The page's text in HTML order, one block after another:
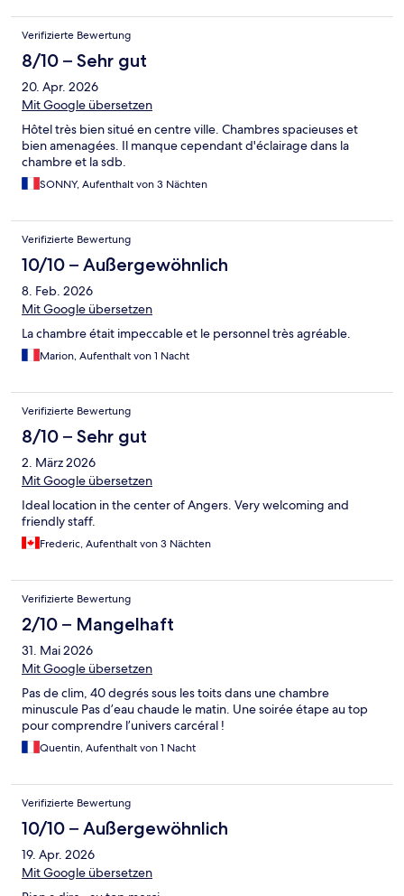
préciser que c’etait sous les toits. On retiendra le fait d’avoir
facilement accès au centre ville de cette belle ville d’Angers
Verifizierte Bewertung
8/10 – Sehr gut
20. Apr. 2026
Mit Google übersetzen
Hôtel très bien situé en centre ville. Chambres spacieuses et
bien amenagées. Il manque cependant d'éclairage dans la
chambre et la sdb.
SONNY, Aufenthalt von 3 Nächten
Verifizierte Bewertung
10/10 – Außergewöhnlich
8. Feb. 2026
Mit Google übersetzen
La chambre était impeccable et le personnel très agréable.
Marion, Aufenthalt von 1 Nacht
Verifizierte Bewertung
8/10 – Sehr gut
2. März 2026
Mit Google übersetzen
Ideal location in the center of Angers. Very welcoming and
friendly staff.
Frederic, Aufenthalt von 3 Nächten
Verifizierte Bewertung
2/10 – Mangelhaft
31. Mai 2026
Mit Google übersetzen
Pas de clim, 40 degrés sous les toits dans une chambre
minuscule Pas d’eau chaude le matin. Une soirée étape au top
pour comprendre l’univers carcéral !
Quentin, Aufenthalt von 1 Nacht
Verifizierte Bewertung
10/10 – Außergewöhnlich
19. Apr. 2026
Mit Google übersetzen